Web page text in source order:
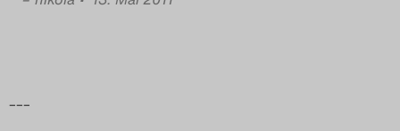
Das Theatertreffen-Blog
–––